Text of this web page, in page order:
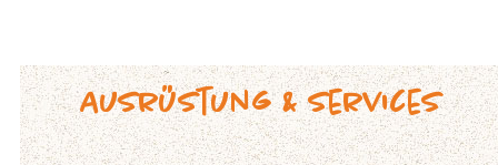
Ausrüstung & Services